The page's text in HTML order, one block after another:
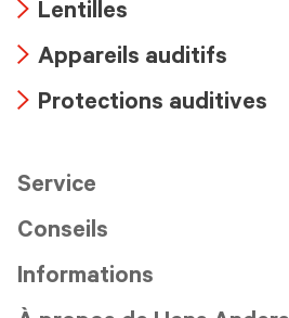
icon
icon
Lentilles
icon
Appareils auditifs
Protections auditives
Service
Conseils
Informations